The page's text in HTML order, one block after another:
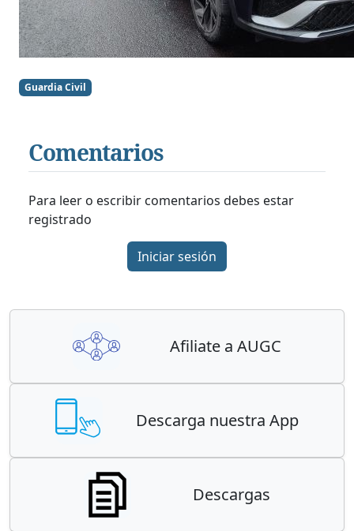
Guardia Civil
Comentarios
Para leer o escribir comentarios debes estar
registrado
Iniciar sesión
Afiliate a AUGC
Descarga nuestra App
Descargas